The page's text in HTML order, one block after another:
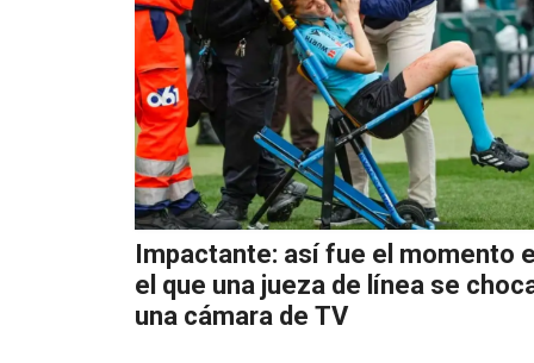
Impactante: así fue el momento
el que una jueza de línea se
una cámara de TV